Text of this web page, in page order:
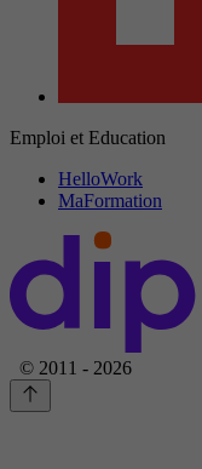
Emploi et Education
HelloWork
MaFormation
© 2011 - 2026